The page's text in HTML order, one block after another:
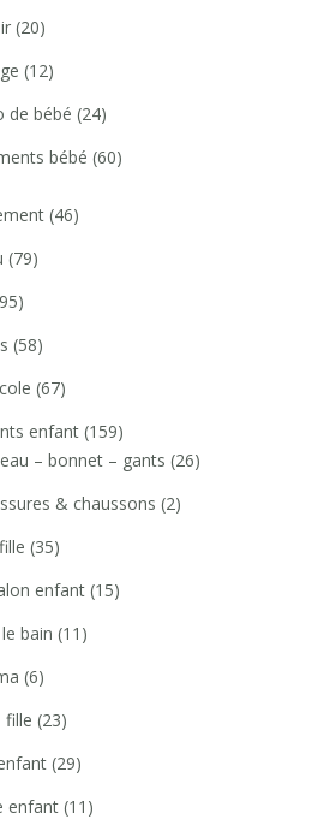
(20)
(12)
de bébé (24)
bébé (60)
(46)
(79)
(58)
(67)
enfant (159)
– bonnet – gants (26)
& chaussons (2)
(35)
enfant (15)
bain (11)
(6)
fille (23)
(29)
enfant (11)